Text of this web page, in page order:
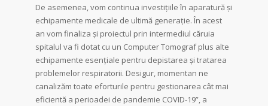
De asemenea, vom continua investițiile în aparatură și
echipamente medicale de ultimă generație. În acest
an vom finaliza și proiectul prin intermediul căruia
spitalul va fi dotat cu un Computer Tomograf plus alte
echipamente esențiale pentru depistarea și tratarea
problemelor respiratorii. Desigur, momentan ne
canalizăm toate eforturile pentru gestionarea cât mai
eficientă a perioadei de pandemie COVID-19”, a